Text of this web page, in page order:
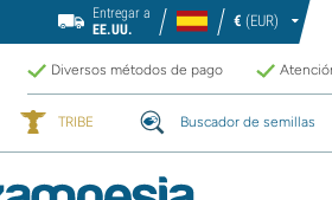
Entregar a
EE.UU.
€ (EUR)
Diversos métodos de pago
TRIBE Buscador de semillas